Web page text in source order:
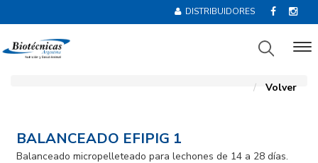
DISTRIBUIDORES
Volver
BALANCEADO EFIPIG 1
Balanceado micropelleteado para lechones de 14 a 28 días.